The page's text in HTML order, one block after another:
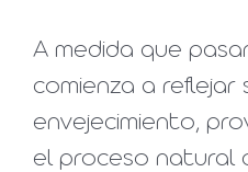
A medida que
comienza a reflejar
envejecimiento,
el proceso natural